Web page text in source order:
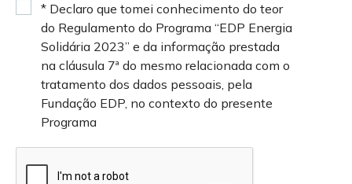
* Declaro que tomei conhecimento do teor
do Regulamento do Programa “EDP Energia
Solidária 2023” e da informação prestada
na cláusula 7ª do mesmo relacionada com o
tratamento dos dados pessoais, pela
Fundação EDP, no contexto do presente
Programa